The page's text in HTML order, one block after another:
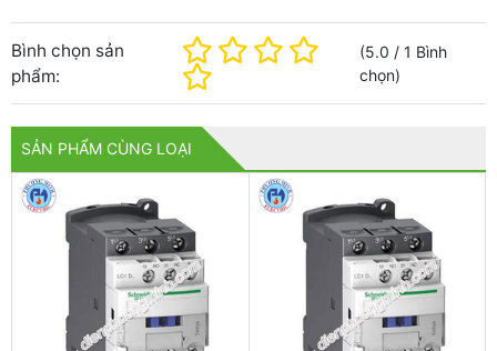
Bình chọn sản
phẩm:
(5.0 /1 Bình
chọn)
SẢN PHẨM CÙNG LOẠI